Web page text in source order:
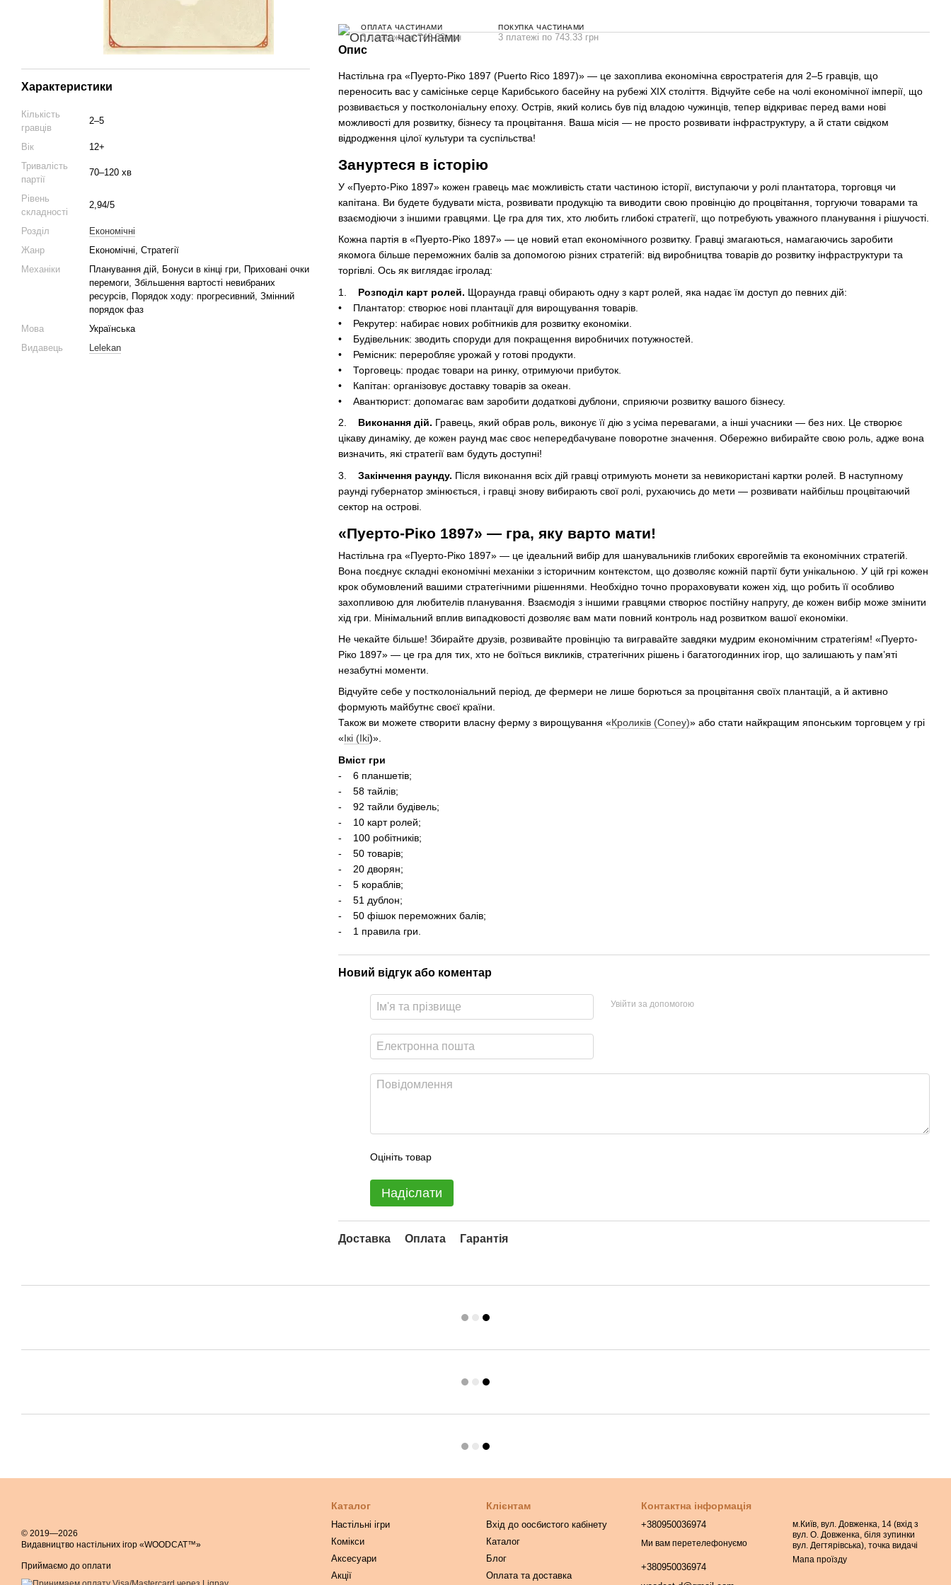
Характеристики
Кількість
гравців
2–5
Вік
12+
Тривалість
партії
70–120 хв
Рівень
складності
2,94/5
Розділ
Економічні
Жанр
Економічні, Стратегії
Механіки
Планування дій, Бонуси в кінці гри, Приховані очки
перемоги, Збільшення вартості невибраних
ресурсів, Порядок ходу: прогресивний, Змінний
порядок фаз
Мова
Українська
Видавець
Lelekan
ОПЛАТА ЧАСТИНАМИ
3 платежі по 743.33 грн
ПОКУПКА ЧАСТИНАМИ
3 платежі по 743.33 грн
Опис
Настільна гра «Пуерто-Ріко 1897 (Puerto Rico 1897)» — це захоплива економічна євростратегія для 2–5 гравців, що
переносить вас у самісіньке серце Карибського басейну на рубежі XIX століття. Відчуйте себе на чолі економічної імперії, що
розвивається у постколоніальну епоху. Острів, який колись був під владою чужинців, тепер відкриває перед вами нові
можливості для розвитку, бізнесу та процвітання. Ваша місія — не просто розвивати інфраструктуру, а й стати свідком
відродження цілої культури та суспільства!
Зануртеся в історію
У «Пуерто-Ріко 1897» кожен гравець має можливість стати частиною історії, виступаючи у ролі плантатора, торговця чи
капітана. Ви будете будувати міста, розвивати продукцію та виводити свою провінцію до процвітання, торгуючи товарами та
взаємодіючи з іншими гравцями. Це гра для тих, хто любить глибокі стратегії, що потребують уважного планування і рішучості.
Кожна партія в «Пуерто-Ріко 1897» — це новий етап економічного розвитку. Гравці змагаються, намагаючись заробити
якомога більше переможних балів за допомогою різних стратегій: від виробництва товарів до розвитку інфраструктури та
торгівлі. Ось як виглядає ігролад:
1. Розподіл карт ролей. Щораунда гравці обирають одну з карт ролей, яка надає їм доступ до певних дій:
• Плантатор: створює нові плантації для вирощування товарів.
• Рекрутер: набирає нових робітників для розвитку економіки.
• Будівельник: зводить споруди для покращення виробничих потужностей.
• Ремісник: переробляє урожай у готові продукти.
• Торговець: продає товари на ринку, отримуючи прибуток.
• Капітан: організовує доставку товарів за океан.
• Авантюрист: допомагає вам заробити додаткові дублони, сприяючи розвитку вашого бізнесу.
2. Виконання дій. Гравець, який обрав роль, виконує її дію з усіма перевагами, а інші учасники — без них. Це створює
цікаву динаміку, де кожен раунд має своє непередбачуване поворотне значення. Обережно вибирайте свою роль, адже вона
визначить, які стратегії вам будуть доступні!
3. Закінчення раунду. Після виконання всіх дій гравці отримують монети за невикористані картки ролей. В наступному
раунді губернатор змінюється, і гравці знову вибирають свої ролі, рухаючись до мети — розвивати найбільш процвітаючий
сектор на острові.
«Пуерто-Ріко 1897» — гра, яку варто мати!
Настільна гра «Пуерто-Ріко 1897» — це ідеальний вибір для шанувальників глибоких єврогеймів та економічних стратегій.
Вона поєднує складні економічні механіки з історичним контекстом, що дозволяє кожній партії бути унікальною. У цій грі кожен
крок обумовлений вашими стратегічними рішеннями. Необхідно точно прораховувати кожен хід, що робить її особливо
захопливою для любителів планування. Взаємодія з іншими гравцями створює постійну напругу, де кожен вибір може змінити
хід гри. Мінімальний вплив випадковості дозволяє вам мати повний контроль над розвитком вашої економіки.
Не чекайте більше! Збирайте друзів, розвивайте провінцію та вигравайте завдяки мудрим економічним стратегіям! «Пуерто-
Ріко 1897» — це гра для тих, хто не боїться викликів, стратегічних рішень і багатогодинних ігор, що залишають у пам’яті
незабутні моменти.
Відчуйте себе у постколоніальний період, де фермери не лише борються за процвітання своїх плантацій, а й активно
формують майбутнє своєї країни.
Також ви можете створити власну ферму з вирощування «Кроликів (Coney)» або стати найкращим японським торговцем у грі
«Ікі (Iki)».
Вміст гри
- 6 планшетів;
- 58 тайлів;
- 92 тайли будівель;
- 10 карт ролей;
- 100 робітників;
- 50 товарів;
- 20 дворян;
- 5 кораблів;
- 51 дублон;
- 50 фішок переможних балів;
- 1 правила гри.
Новий відгук або коментар
Увійти за допомогою
Оцініть товар
Надіслати
Доставка Оплата Гарантія
© 2019—2026
Видавництво настільних ігор «WOODCAT™»
Приймаємо до оплати
Каталог
Настільні ігри
Комікси
Аксесуари
Акції
Клієнтам
Вхід до оосбистого кабінету
Каталог
Блог
Оплата та доставка
Контактна інформація
+380950036974
Ми вам перетелефонуємо
+380950036974
м.Київ, вул. Довженка, 14 (вхід з
вул. О. Довженка, біля зупинки
вул. Дегтярівська), точка видачі
Мапа проїзду